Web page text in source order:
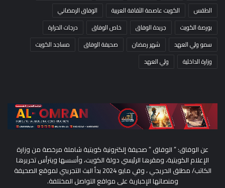
الطقس
الكويت عاصمة الثقافة العربية
الوفاق الرمضاني
بورصة الكويت
جريدة الوفاق خاص الوفاق
درجات الحرارة
سمو ولي العهد
شهر رمضان صحيفة الوفاق
مساجد الكويت
وزارة الداخلية
ولي العهد
عن الوفاق: ” الوفاق ” صحيفة إلكترونية كويتية شاملة مرخصة من وزارة
الإعلام الكويتية، ومقرها الرئيسي دولة الكويت، وأسسها ويترأس تحريرها
الكاتب/ مطلق الحريجي ، وفي مايو 2024 بدأ البث التجريبي لموقع الصحيفة
ومنصاتها الإخبارية على مواقع التواصل المختلفة.